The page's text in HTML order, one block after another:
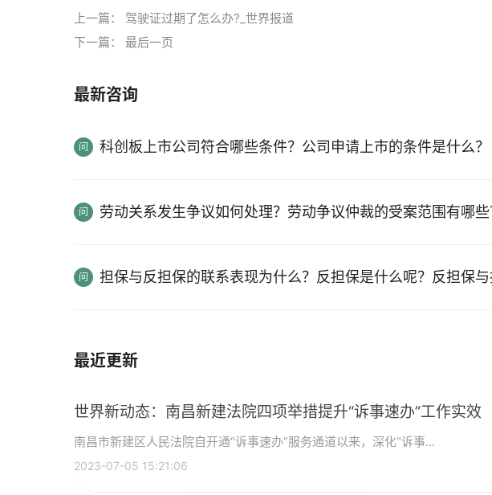
上一篇： 驾驶证过期了怎么办?_世界报道
下一篇： 最后一页
最新咨询
科创板上市公司符合哪些条件？公司申请上市的条件是什么？
劳动关系发生争议如何处理？劳动争议仲裁的受案范围有哪些
担保与反担保的联系表现为什么？反担保是什么呢？反担保与
最近更新
世界新动态：南昌新建法院四项举措提升“诉事速办”工作实效
南昌市新建区人民法院自开通“诉事速办”服务通道以来，深化“诉事...
2023-07-05 15:21:06